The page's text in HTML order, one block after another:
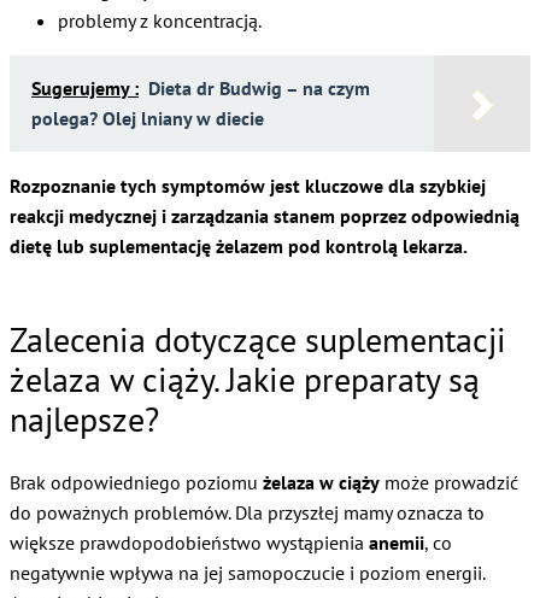
problemy z koncentracją.
Sugerujemy : Dieta dr Budwig – na czym
polega? Olej lniany w diecie
Rozpoznanie tych symptomów jest kluczowe dla szybkiej
reakcji medycznej i zarządzania stanem poprzez odpowiednią
dietę lub suplementację żelazem pod kontrolą lekarza.
Zalecenia dotyczące suplementacji
żelaza w ciąży. Jakie preparaty są
najlepsze?
Brak odpowiedniego poziomu żelaza w ciąży może prowadzić
do poważnych problemów. Dla przyszłej mamy oznacza to
większe prawdopodobieństwo wystąpienia anemii, co
negatywnie wpływa na jej samopoczucie i poziom energii.